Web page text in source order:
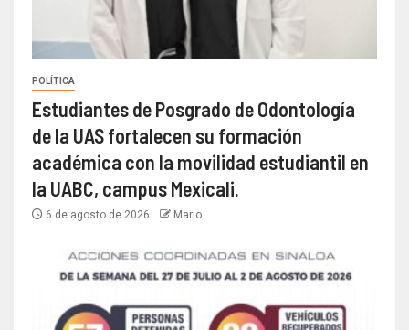
POLÍTICA
Estudiantes de Posgrado de Odontología
de la UAS fortalecen su formación
académica con la movilidad estudiantil en
la UABC, campus Mexicali.
6 de agosto de 2026 Mario